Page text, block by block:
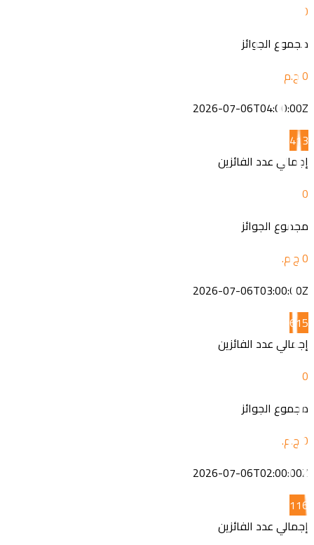
0
مجموع الجوائز
2026-07-06T04:00:00Z
413
إجمالي عدد الفائزين
0
مجموع الجوائز
2026-07-06T03:00:00Z
615
إجمالي عدد الفائزين
0
مجموع الجوائز
2026-07-06T02:00:00Z
116
إجمالي عدد الفائزين